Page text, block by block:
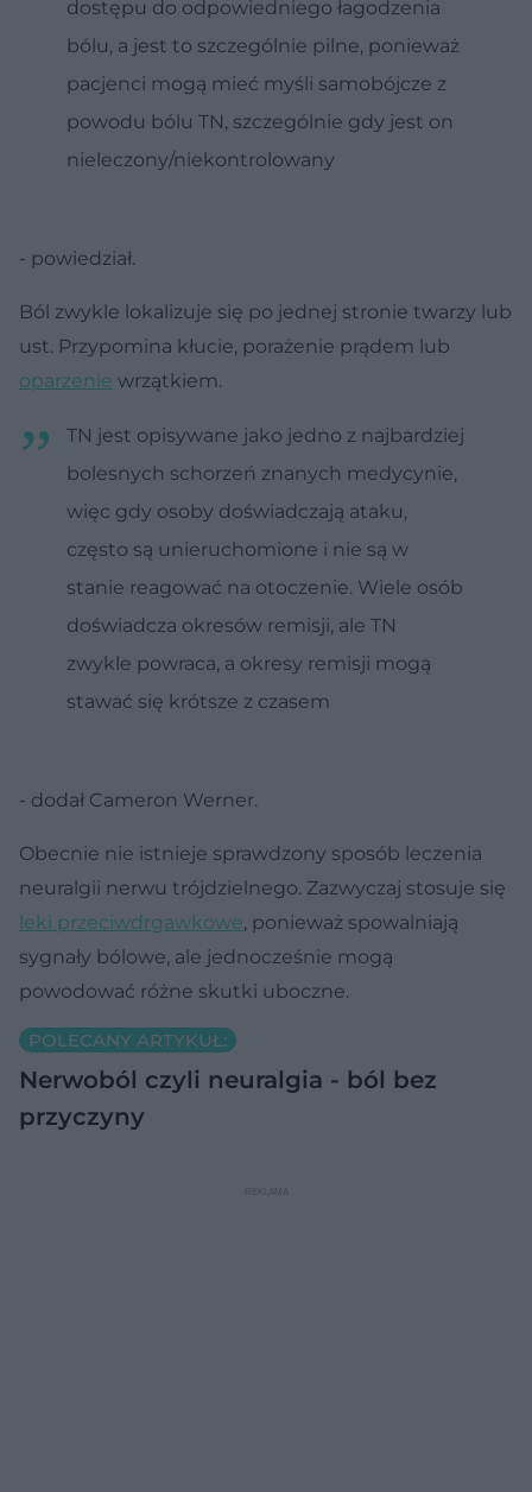
dostępu do odpowiedniego łagodzenia
bólu, a jest to szczególnie pilne, ponieważ
pacjenci mogą mieć myśli samobójcze z
powodu bólu TN, szczególnie gdy jest on
nieleczony/niekontrolowany
- powiedział.
Ból zwykle lokalizuje się po jednej stronie twarzy lub
ust. Przypomina kłucie, porażenie prądem lub
oparzenie wrzątkiem.
TN jest opisywane jako jedno z najbardziej
bolesnych schorzeń znanych medycynie,
więc gdy osoby doświadczają ataku,
często są unieruchomione i nie są w
stanie reagować na otoczenie. Wiele osób
doświadcza okresów remisji, ale TN
zwykle powraca, a okresy remisji mogą
stawać się krótsze z czasem
- dodał Cameron Werner.
Obecnie nie istnieje sprawdzony sposób leczenia
neuralgii nerwu trójdzielnego. Zazwyczaj stosuje się
leki przeciwdrgawkowe, ponieważ spowalniają
sygnały bólowe, ale jednocześnie mogą
powodować różne skutki uboczne.
POLECANY ARTYKUŁ:
Nerwoból czyli neuralgia - ból bez
przyczyny